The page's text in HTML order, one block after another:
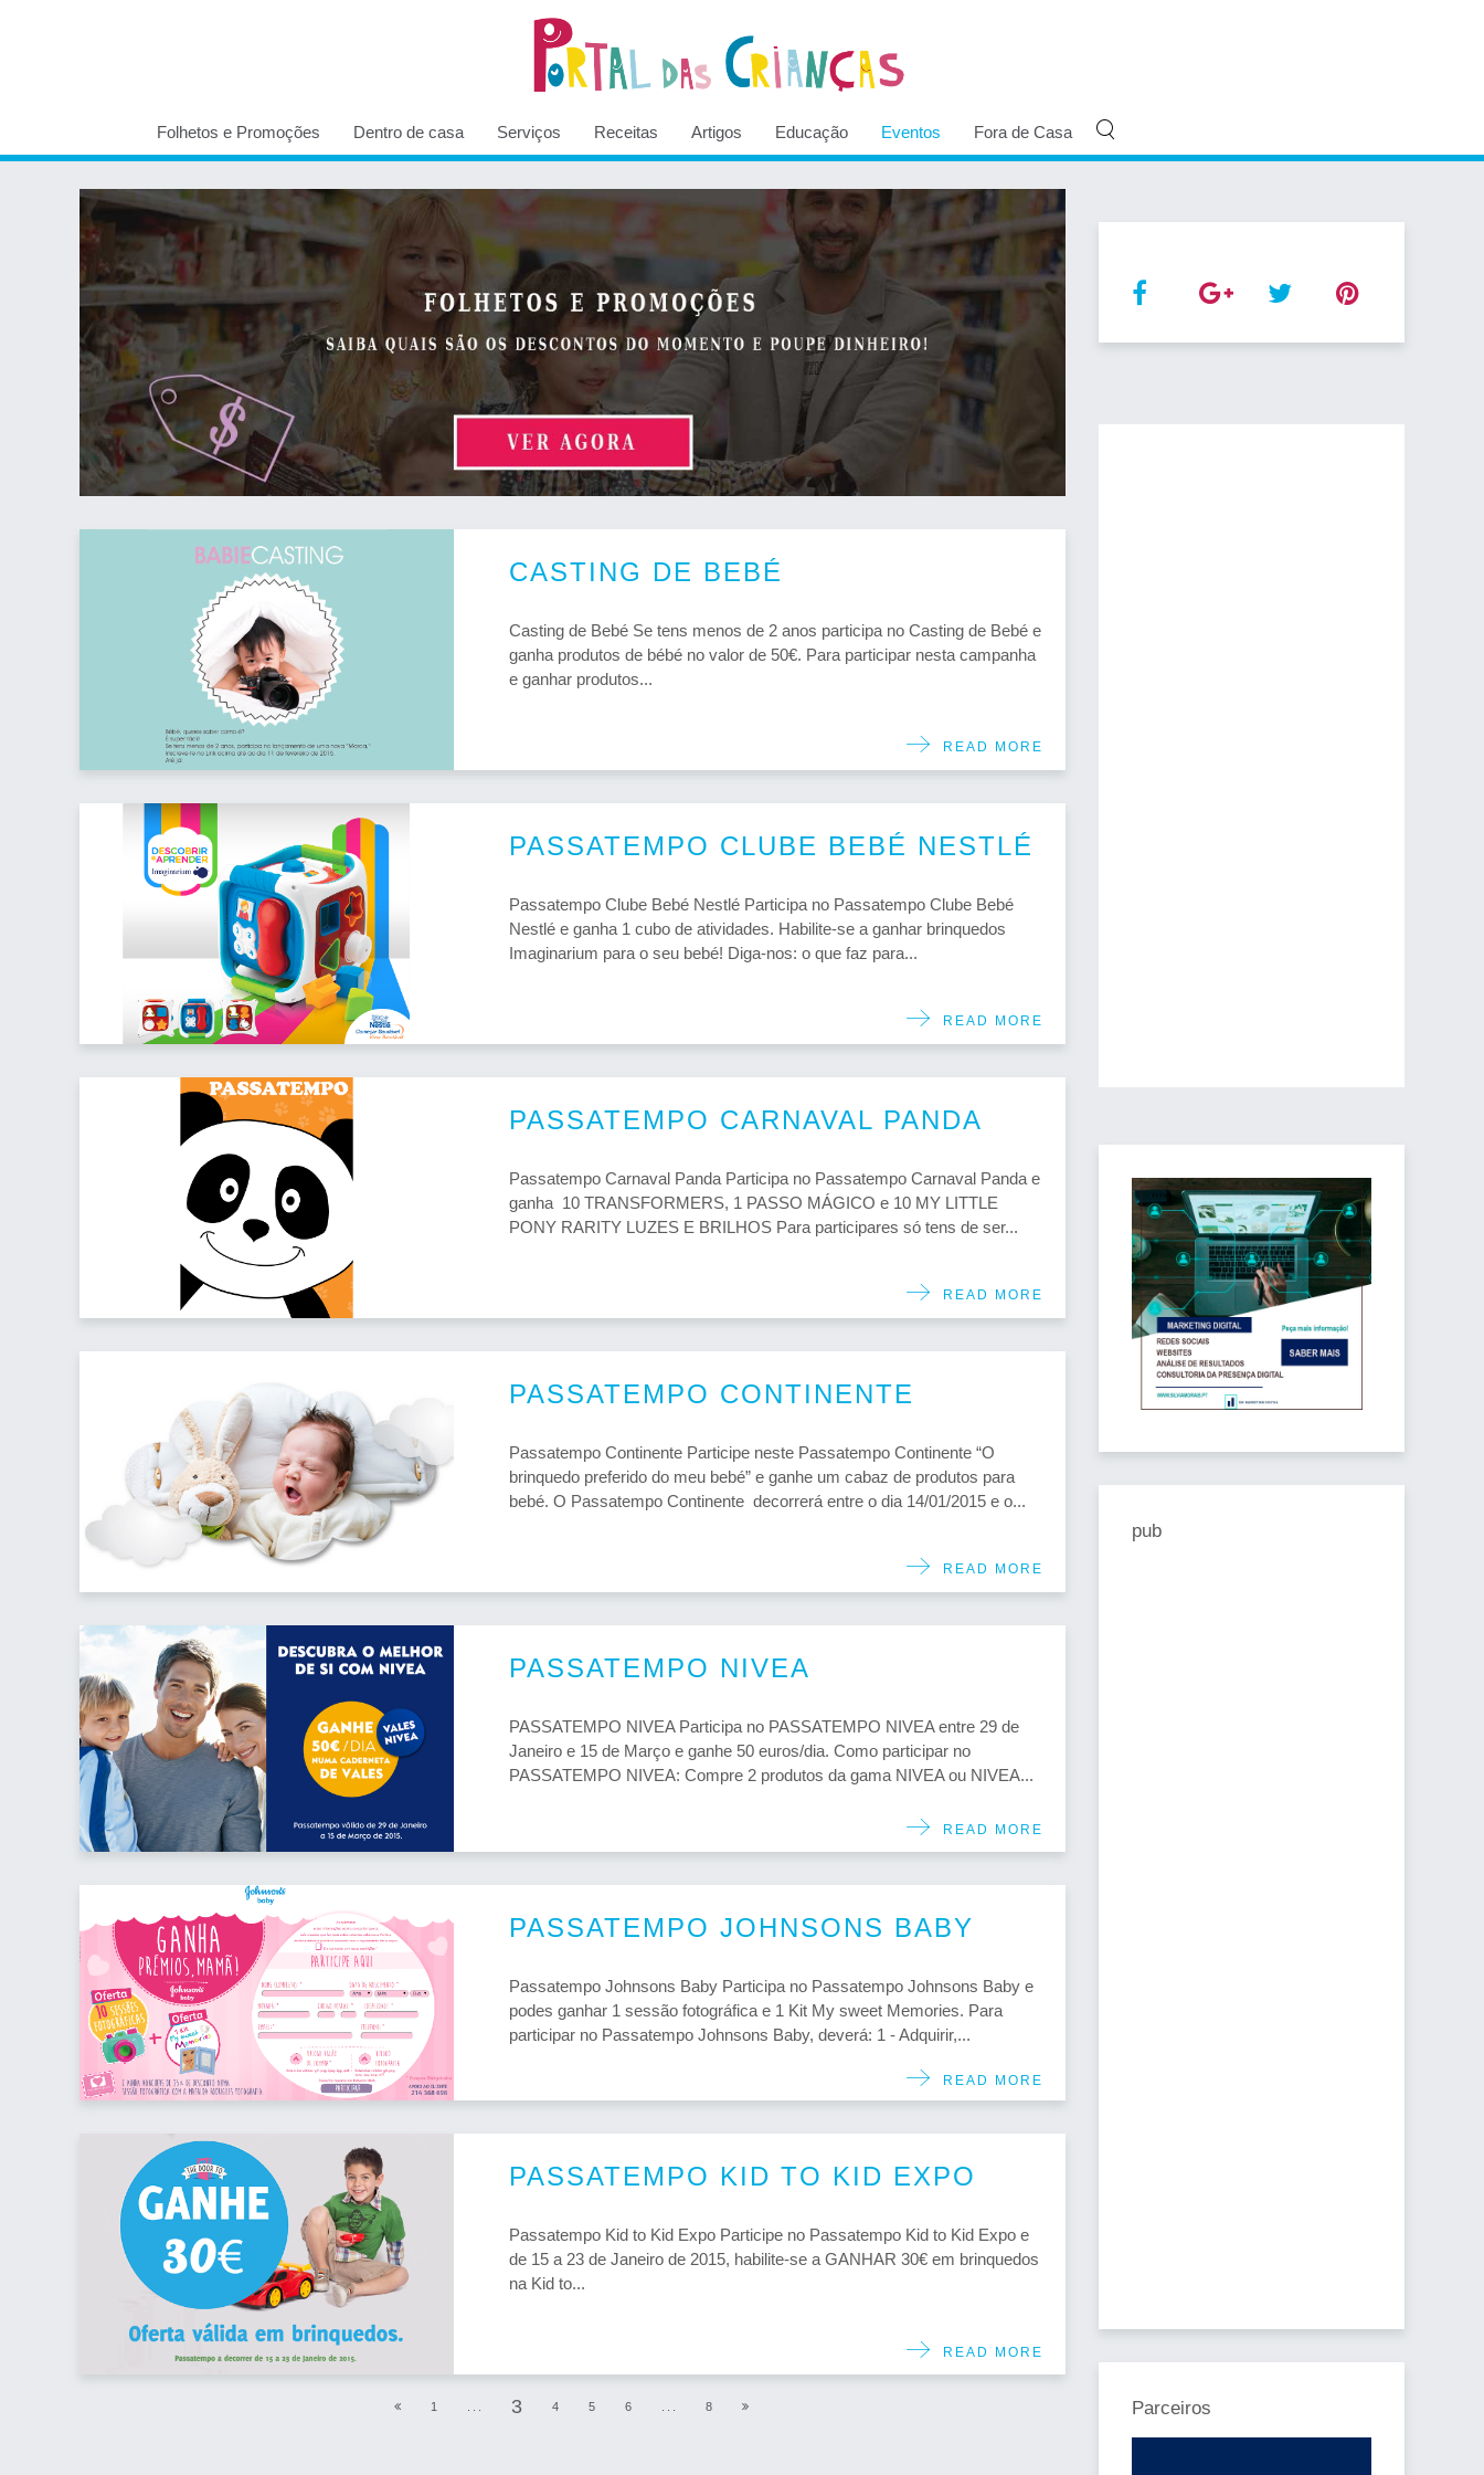
Folhetos e Promoções Dentro de casa Serviços Receitas Artigos Educação Eventos Fora de Casa
CASTING DE BEBÉ
Casting de Bebé Se tens menos de 2 anos participa no Casting de Bebé e
ganha produtos de bébé no valor de 50€. Para participar nesta campanha
e ganhar produtos...
READ MORE
PASSATEMPO CLUBE BEBÉ NESTLÉ
Passatempo Clube Bebé Nestlé Participa no Passatempo Clube Bebé
Nestlé e ganha 1 cubo de atividades. Habilite-se a ganhar brinquedos
Imaginarium para o seu ‪bebé‬! Diga-nos: o que faz para...
READ MORE
PASSATEMPO CARNAVAL PANDA
Passatempo Carnaval Panda Participa no Passatempo Carnaval Panda e
ganha 10 TRANSFORMERS, 1 PASSO MÁGICO e 10 MY LITTLE
PONY RARITY LUZES E BRILHOS Para participares só tens de ser...
READ MORE
PASSATEMPO CONTINENTE
Passatempo Continente Participe neste Passatempo Continente “O
brinquedo preferido do meu bebé” e ganhe um cabaz de produtos para
bebé. O Passatempo Continente decorrerá entre o dia 14/01/2015 e o...
READ MORE
PASSATEMPO NIVEA
PASSATEMPO NIVEA Participa no PASSATEMPO NIVEA entre 29 de
Janeiro e 15 de Março e ganhe 50 euros/dia. Como participar no
PASSATEMPO NIVEA: Compre 2 produtos da gama NIVEA ou NIVEA...
READ MORE
PASSATEMPO JOHNSONS BABY
Passatempo Johnsons Baby Participa no Passatempo Johnsons Baby e
podes ganhar 1 sessão fotográfica e 1 Kit My sweet Memories. Para
participar no Passatempo Johnsons Baby, deverá: 1 - Adquirir,...
READ MORE
PASSATEMPO KID TO KID EXPO
Passatempo Kid to Kid Expo Participe no Passatempo Kid to Kid Expo e
de 15 a 23 de Janeiro de 2015, habilite-se a GANHAR 30€ em brinquedos
na Kid to...
READ MORE
1 3 4 5 6 8
pub
Parceiros